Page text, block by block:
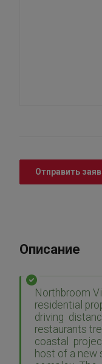
Отправить
Описание
Northbroom
residential
driving
restaurants
coastal
host of a new